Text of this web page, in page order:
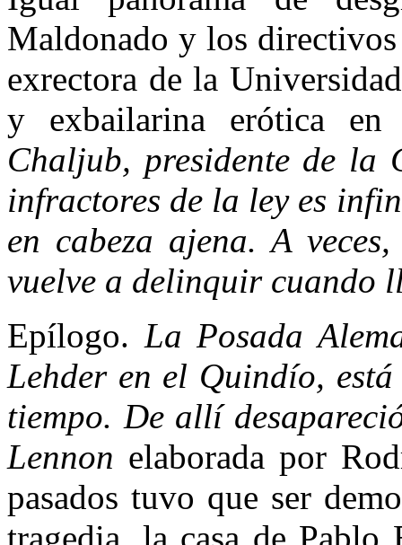
Maldonado y los
exrectora de la
y exbailarina erótica
Chaljub, presidente de la
infractores de la ley es
en cabeza ajena. A
vuelve a delinquir cuando
Epílogo. La Posada
Lehder en el Quindío, está
tiempo. De allí
Lennon elaborada por
pasados tuvo que ser